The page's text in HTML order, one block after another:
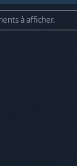
à afficher.